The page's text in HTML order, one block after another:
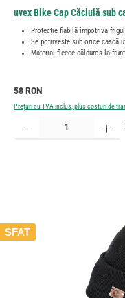
uvex Bike Cap Căciulă sub
Protecție fiabilă împotriva
Se potrivește sub orice cască
Material fleece călduros la
Preț obișnuit:
58 RON
Prețuri cu TVA inclus, plus costuri de
Cantitate produs: Introduceți
SFAT